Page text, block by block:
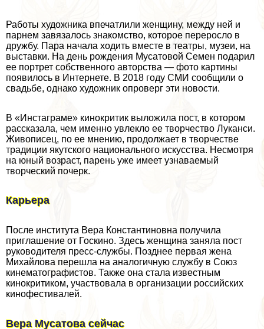
Работы художника впечатлили женщину, между ней и
парнем завязалось знакомство, которое переросло в
дружбу. Пара начала ходить вместе в театры, музеи, на
выставки. На день рождения Мусатовой Семен подарил
ее портрет собственного авторства — фото картины
появилось в Интернете. В 2018 году СМИ сообщили о
свадьбе, однако художник опроверг эти новости.
В «Инстаграме» кинокритик выложила пост, в котором
рассказала, чем именно увлекло ее творчество Луканси.
Живописец, по ее мнению, продолжает в творчестве
традиции якутского национального искусства. Несмотря
на юный возраст, парень уже имеет узнаваемый
творческий почерк.
Карьера
После института Вера Константиновна получила
приглашение от Госкино. Здесь женщина заняла пост
руководителя пресс-службы. Позднее первая жена
Михайлова перешла на аналогичную службу в Союз
кинематографистов. Также она стала известным
кинокритиком, участвовала в организации российских
кинофестивалей.
Вера Мусатова сейчас